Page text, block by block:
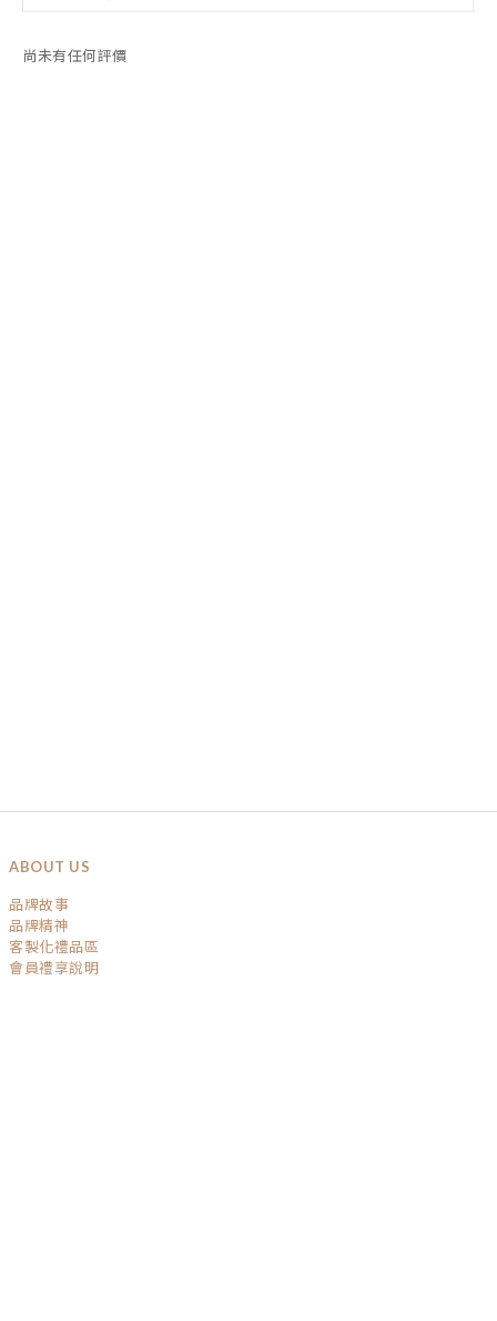
尚未有任何評價
ABOUT US
品牌故事
品牌精神
客製化禮品區
會員禮享說明